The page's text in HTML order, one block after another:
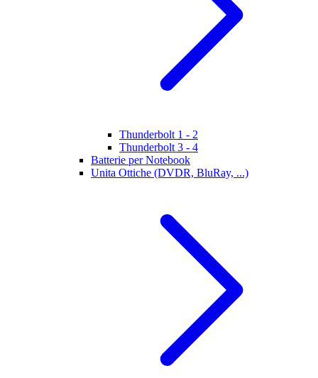
Thunderbolt 1 - 2
Thunderbolt 3 - 4
Batterie per Notebook
Unita Ottiche (DVDR, BluRay, ...)